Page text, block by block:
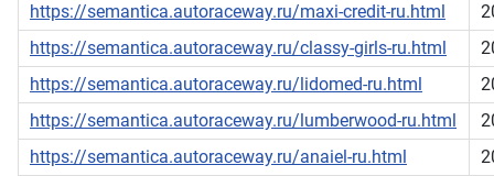
https://semantica.autoraceway.ru/maxi-credit-ru.html
https://semantica.autoraceway.ru/classy-girls-ru.html
https://semantica.autoraceway.ru/lidomed-ru.html
https://semantica.autoraceway.ru/lumberwood-ru.html
https://semantica.autoraceway.ru/anaiel-ru.html